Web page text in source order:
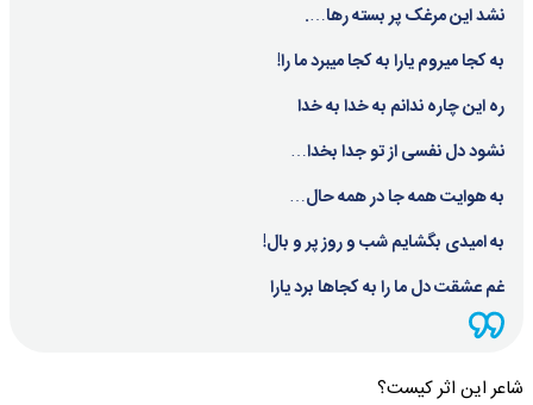
نشد این مرغک پر بسته رها….
به کجا میروم یارا به کجا میبرد ما را!
ره این چاره ندانم به خدا به خدا
نشود دل نفسی از تو جدا بخدا…
به هوایت همه جا در همه حال…
به امیدی بگشایم شب و روز پر و بال!
غم عشقت دل ما را به کجاها برد یارا
شاعر این اثر کیست؟